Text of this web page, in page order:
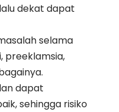
dekat dapat
selama
preeklamsia,
dapat
sehingga risiko